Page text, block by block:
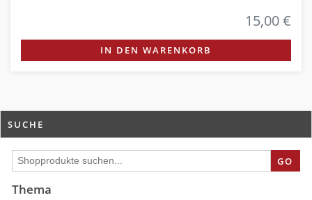
15,00 €
IN DEN WARENKORB
SUCHE
GO
Thema